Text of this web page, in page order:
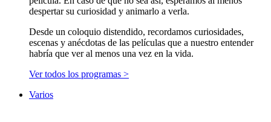
despertar su curiosidad y animarlo a verla.
Desde un coloquio distendido, recordamos curiosidades,
escenas y anécdotas de las películas que a nuestro entender
habría que ver al menos una vez en la vida.
Ver todos los programas >
Varios